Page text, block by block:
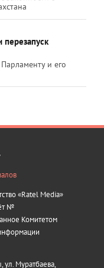
перезапуск
и его
«Ratel Media»
№
Комитетом
ул. Муратбаева,